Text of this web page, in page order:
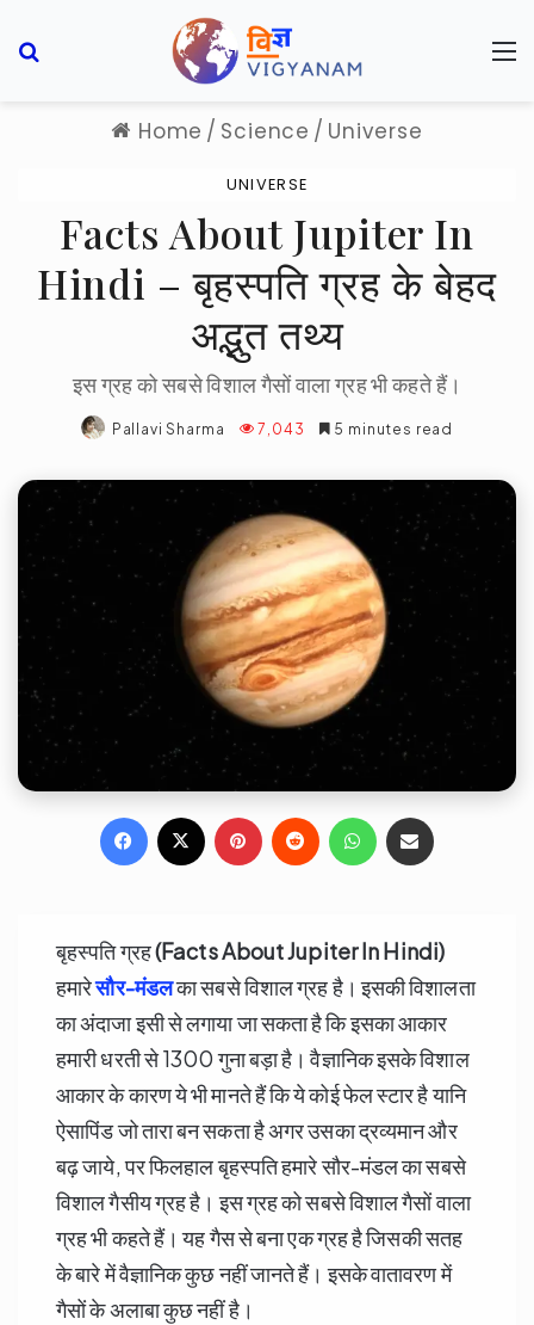
Home / Science / Universe
UNIVERSE
Facts About Jupiter In
Hindi – बृहस्पति ग्रह के बेहद
अद्भुत तथ्य
इस ग्रह को सबसे विशाल गैसों वाला ग्रह भी कहते हैं।
Pallavi Sharma 7,043 5 minutes read
Facebook Pinterest
Reddit WhatsApp
बृहस्पति ग्रह(Facts About Jupiter In Hindi)
हमारेसौर-मंडलका सबसे विशाल ग्रह है। इसकी विशालता
का अंदाजा इसी से लगाया जा सकता है कि इसका आकार
हमारी धरती से 1300 गुना बड़ा है। वैज्ञानिक इसके विशाल
आकार के कारण ये भी मानते हैं कि ये कोई फेल स्टार है यानि
ऐसापिंड जो तारा बन सकता है अगर उसका द्रव्यमान और
बढ़ जाये, पर फिलहाल बृहस्पति हमारे सौर-मंडल का सबसे
विशाल गैसीय ग्रह है। इस ग्रह को सबसे विशाल गैसों वाला
ग्रह भी कहते हैं। यह गैस से बना एक ग्रह है जिसकी सतह
के बारे में वैज्ञानिक कुछ नहीं जानते हैं। इसके वातावरण में
गैसों के अलाबा कुछ नहीं है।